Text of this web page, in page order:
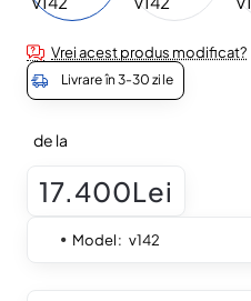
Vrei acest produs modificat?
Livrare în 3-30 zile
de la
17.400Lei
Model: v142